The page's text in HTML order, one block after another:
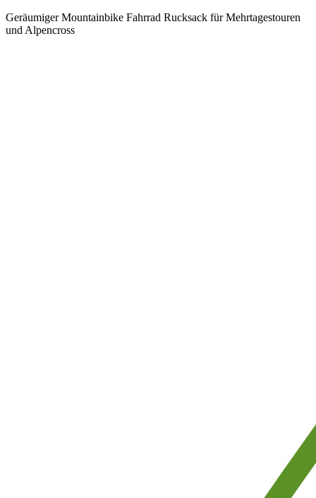
Geräumiger Mountainbike Fahrrad Rucksack für Mehrtagestouren
und Alpencross